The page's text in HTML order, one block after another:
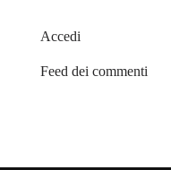
Accedi
Feed dei commenti